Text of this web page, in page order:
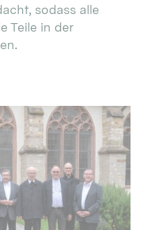
sodass alle
Teile in der